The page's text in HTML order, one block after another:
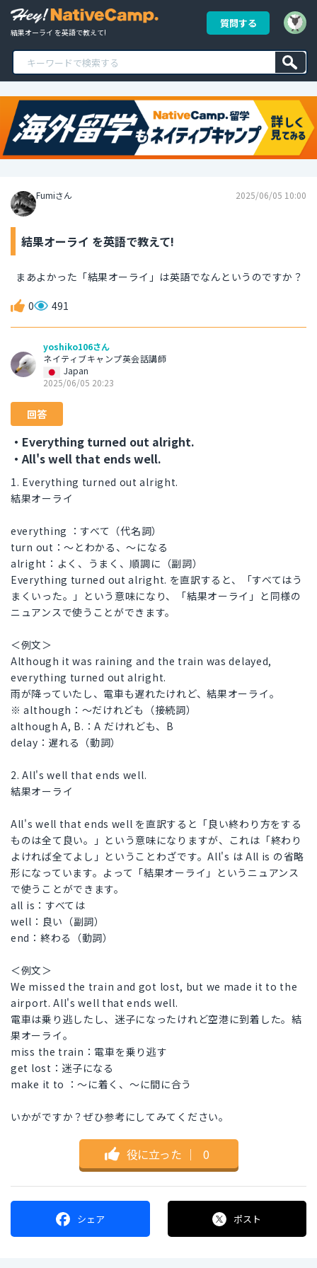
結果オーライ を英語で教えて!
質問する
Fumiさん 2025/06/05 10:00
結果オーライ を英語で教えて!
まあよかった「結果オーライ」は英語でなんというのですか？
0 491
yoshiko106さん
ネイティブキャンプ英会話講師
Japan
2025/06/05 20:23
回答
・Everything turned out alright.
・All's well that ends well.
1. Everything turned out alright.
結果オーライ
everything ：すべて（代名詞）
turn out：〜とわかる、〜になる
alright：よく、うまく、順調に（副詞）
Everything turned out alright. を直訳すると、「すべてはう
まくいった。」という意味になり、「結果オーライ」と同様の
ニュアンスで使うことができます。
＜例文＞
Although it was raining and the train was delayed,
everything turned out alright.
雨が降っていたし、電車も遅れたけれど、結果オーライ。
※ although：〜だけれども（接続詞）
although A, B.：A だけれども、B
delay：遅れる（動詞）
2. All's well that ends well.
結果オーライ
All's well that ends well を直訳すると「良い終わり方をする
ものは全て良い。」という意味になりますが、これは「終わり
よければ全てよし」ということわざです。All's は All is の省略
形になっています。よって「結果オーライ」というニュアンス
で使うことができます。
all is：すべては
well：良い（副詞）
end：終わる（動詞）
＜例文＞
We missed the train and got lost, but we made it to the
airport. All's well that ends well.
電車は乗り逃したし、迷子になったけれど空港に到着した。結
果オーライ。
miss the train：電車を乗り逃す
get lost：迷子になる
make it to ：〜に着く、〜に間に合う
いかがですか？ぜひ参考にしてみてください。
役に立った ｜ 0
シェア ポスト